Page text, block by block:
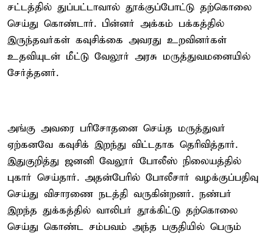
சட்டத்தில் துப்பட்டாவால் தூக்குப்போட்டு தற்கொலை
செய்து கொண்டார். பின்னர் அக்கம் பக்கத்தில்
இருந்தவர்கள் கவுசிக்கை அவரது உறவினர்கள்
உதவியுடன் மீட்டு வேலூர் அரசு மருத்துவமனையில்
சேர்த்தனர்.
அங்கு அவரை பரிசோதனை செய்த மருத்துவர்
ஏற்கனவே கவுசிக் இறந்து விட்டதாக தெரிவித்தார்.
இதுகுறித்து ஜனனி வேலூர் போலீஸ் நிலையத்தில்
புகார் செய்தார். அதன்பேரில் போலீசார் வழக்குப்பதிவு
செய்து விசாரணை நடத்தி வருகின்றனர். நண்பர்
இறந்த துக்கத்தில் வாலிபர் தூக்கிட்டு தற்கொலை
செய்து கொண்ட சம்பவம் அந்த பகுதியில் பெரும்